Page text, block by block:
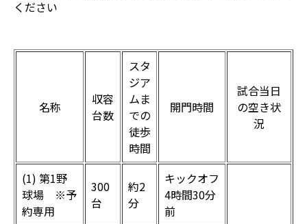
ください
名称
収容
台数
スタ
ジア
ムま
での
徒歩
時間
開門時間
試合当日
の空き状
況
(1) 第1野
球場 ※予
約専用
300
台
約2
分
キックオフ
4時間30分
前